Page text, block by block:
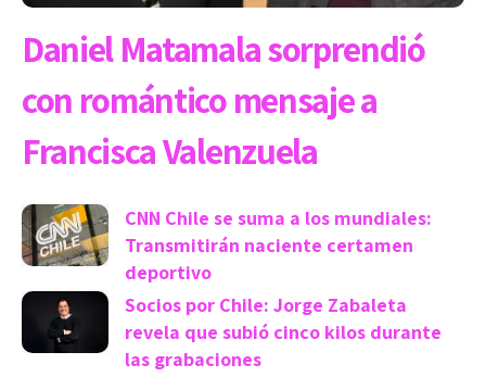
Daniel Matamala sorprendió
con romántico mensaje a
Francisca Valenzuela
CNN Chile se suma a los mundiales:
Transmitirán naciente certamen
deportivo
Socios por Chile: Jorge Zabaleta
revela que subió cinco kilos durante
las grabaciones